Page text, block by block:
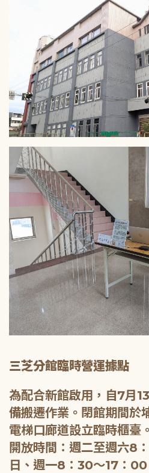
三芝分館臨時營運據點
為配合新館啟用，自7月
備搬遷作業。閉館期間於
電梯口廊道設立臨時櫃臺。
開放時間：週二至週六8
日、週一8：30～17：00